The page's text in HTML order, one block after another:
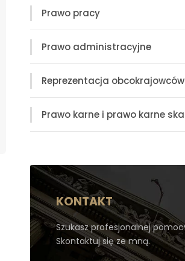
Prawo pracy
Prawo administracyjne
Reprezentacja obcokrajowców
Prawo karne i prawo karne
KONTAKT
Szukasz profesjonalnej
Skontaktuj się ze mną.